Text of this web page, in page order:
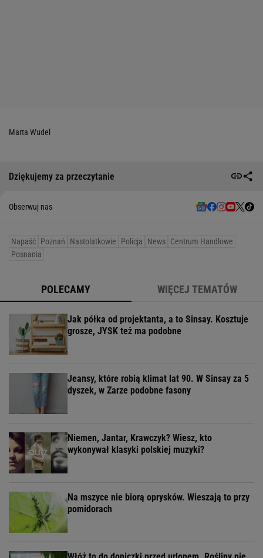
Marta Wudel
Dziękujemy za przeczytanie
Obserwuj nas
Napaść Poznań Nastolatkowie Policja News Centrum Handlowe
Posnania
POLECAMY WIĘCEJ TEMATÓW
Jak półka od projektanta, a to Sinsay. Kosztuje
grosze, JYSK też ma podobne
Jeansy, które robią klimat lat 90. W Sinsay za 5
dyszek, w Zarze podobne fasony
Niemen, Jantar, Krawczyk? Wiesz, kto
wykonywał klasyki polskiej muzyki?
Na mszyce nie biorą oprysków. Wieszają to przy
pomidorach